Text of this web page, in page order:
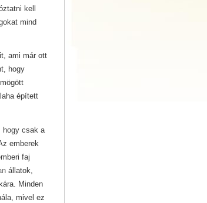
kell
mind
ami már ott
hogy
épített
hogy csak a
emberek
faj
állatok,
Minden
mivel ez